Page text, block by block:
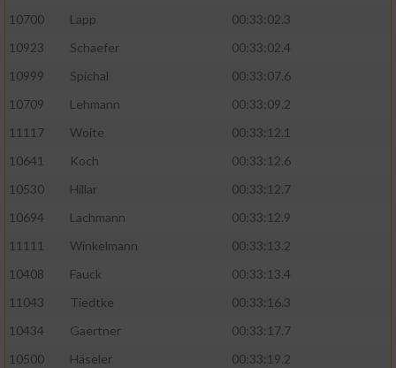
10700
Lapp
00:33:02.3
10923
Schaefer
00:33:02.4
10999
Spichal
00:33:07.6
10709
Lehmann
00:33:09.2
11117
Woite
00:33:12.1
10641
Koch
00:33:12.6
10530
Hillar
00:33:12.7
10694
Lachmann
00:33:12.9
11111
Winkelmann
00:33:13.2
10408
Fauck
00:33:13.4
11043
Tiedtke
00:33:16.3
10434
Gaertner
00:33:17.7
10500
Häseler
00:33:19.2
Informationen identifizieren
Nicht-IAB-Verarbeitungszwecke:
Funktional
Werbung